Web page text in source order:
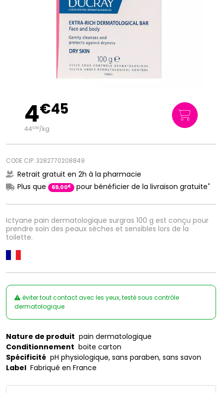
Ictyane pain dermatologique surgras 100 g est conçu pour
prendre soin des peaux sèches et sensibles lors de la
toilette.
4€45
44€50/kg
CODE CIP: 3282770208849
Retrait gratuit en 2h à la pharmacie
Plus que
69,00€ pour bénéficier de la livraison gratuite*
éviter tout contact avec les yeux, testé sous contrôle
dermatologique
Nature de produit pain dermatologique
Conditionnement boite carton
Spécificité pH physiologique, sans paraben, sans savon
Label Fabriqué en France